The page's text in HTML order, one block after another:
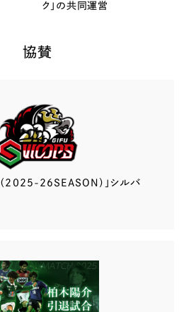
ク」の共同運営
協賛
（2025-26SEASON）」 シルバ